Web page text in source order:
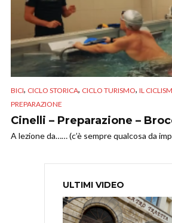
BICI, CICLO STORICA, CICLO TURISMO, IL
PREPARAZIONE
Cinelli – Preparazione –
A lezione da…… (c’è sempre qualcosa da
ULTIMI VIDEO